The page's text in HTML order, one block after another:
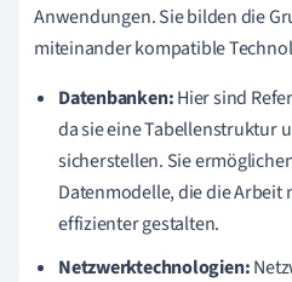
Anwendungen. Sie bilden die
miteinander kompatible
Datenbanken:Hier sind
da sie eine Tabellenstruktur
sicherstellen. Sie
Datenmodelle, die die Arbeit
effizienter gestalten.
Netzwerktechnologien: